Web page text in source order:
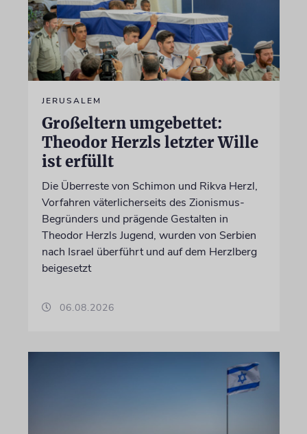
JERUSALEM
Großeltern umgebettet:
Theodor Herzls letzter Wille
ist erfüllt
Die Überreste von Schimon und Rikva Herzl,
Vorfahren väterlicherseits des Zionismus-
Begründers und prägende Gestalten in
Theodor Herzls Jugend, wurden von Serbien
nach Israel überführt und auf dem Herzlberg
beigesetzt
06.08.2026